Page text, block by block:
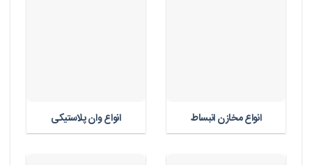
انواع مخازن انبساط انواع وان پلاستیکی